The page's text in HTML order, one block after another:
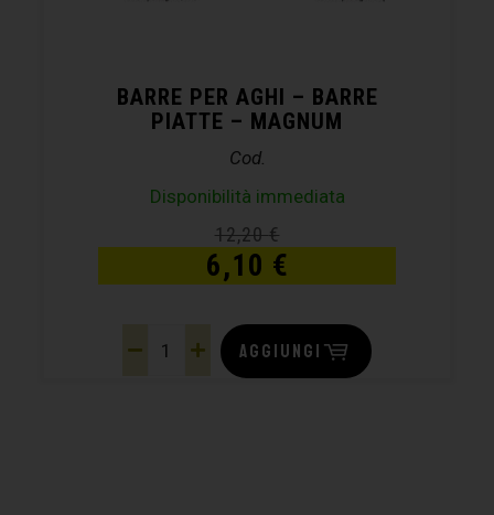
BARRE PER AGHI – BARRE
PIATTE – MAGNUM
Cod.
Disponibilità immediata
12,20€
6,10 €
AGGIUNGI